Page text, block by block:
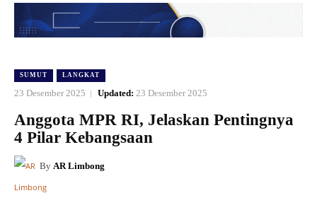
SUMUT LANGKAT
23 Desember 2025 Updated: 23 Desember 2025
Anggota MPR RI, Jelaskan Pentingnya
4 Pilar Kebangsaan
By AR Limbong